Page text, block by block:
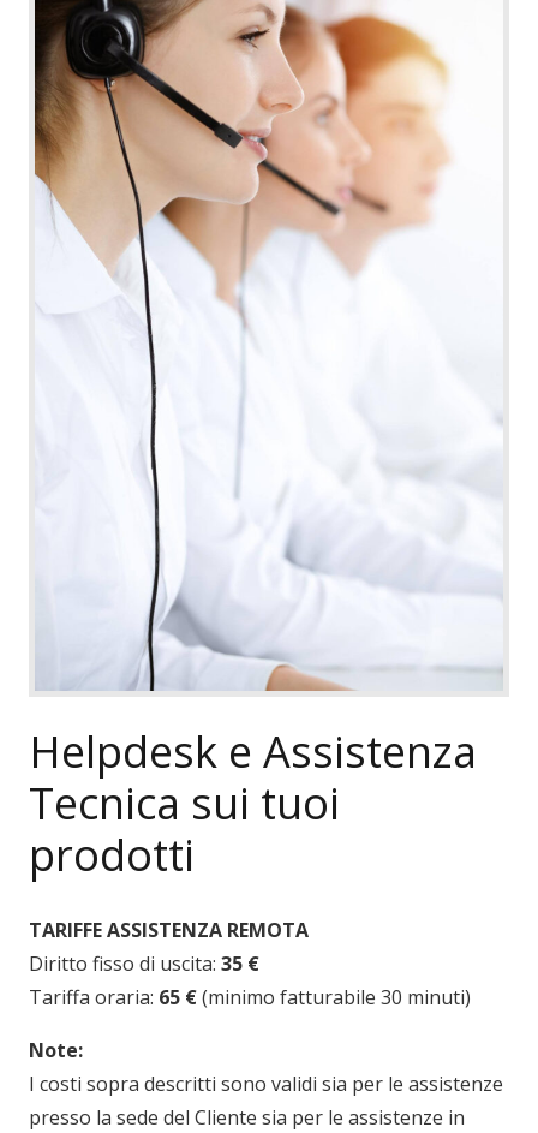
Helpdesk e Assistenza
Tecnica sui tuoi
prodotti
TARIFFE ASSISTENZA REMOTA
Diritto fisso di uscita: 35 €
Tariffa oraria: 65 €(minimo fatturabile 30 minuti)
Note:
I costi sopra descritti sono validi sia per le assistenze
presso la sede del Cliente sia per le assistenze in